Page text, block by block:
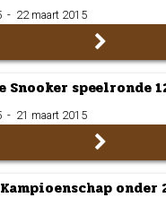
­ - ­ 22 maart 2015
Snooker speelronde
­ - ­ 21 maart 2015
onder